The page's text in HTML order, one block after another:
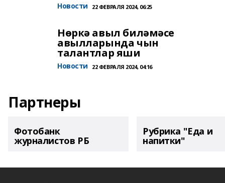
Новости 22 ФЕВРАЛЯ 2024, 06:25
Нөркә авыл биләмәсе
авылларында чын
талантлар яши
Новости 22 ФЕВРАЛЯ 2024, 04:16
Партнеры
Фотобанк
журналистов РБ
Рубрика "Еда и
напитки"